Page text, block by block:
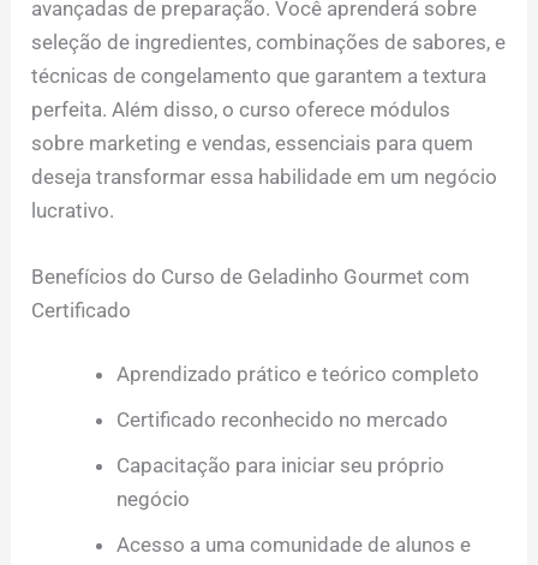
avançadas de preparação. Você aprenderá sobre
seleção de ingredientes, combinações de sabores, e
técnicas de congelamento que garantem a textura
perfeita. Além disso, o curso oferece módulos
sobre marketing e vendas, essenciais para quem
deseja transformar essa habilidade em um negócio
lucrativo.
Benefícios do Curso de Geladinho Gourmet com
Certificado
Aprendizado prático e teórico completo
Certificado reconhecido no mercado
Capacitação para iniciar seu próprio
negócio
Acesso a uma comunidade de alunos e